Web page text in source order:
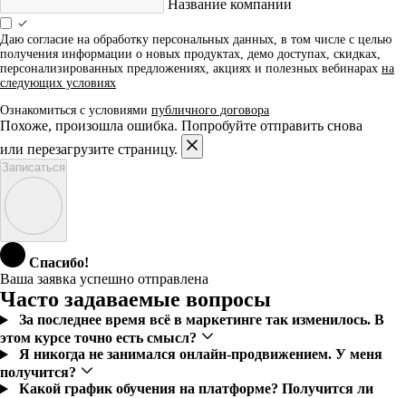
Название компании
Даю согласие на обработку персональных данных, в том числе с целью
получения информации о новых продуктах, демо доступах, скидках,
персонализированных предложениях, акциях и полезных вебинарах на
следующих условиях
Ознакомиться с условиями публичного договора
Похоже, произошла ошибка. Попробуйте отправить снова
или перезагрузите страницу.
Записаться
Спасибо!
Ваша заявка успешно отправлена
Часто задаваемые вопросы
За последнее время всё в маркетинге так изменилось. В
этом курсе точно есть смысл?
Я никогда не занимался онлайн-продвижением. У меня
получится?
Какой график обучения на платформе? Получится ли